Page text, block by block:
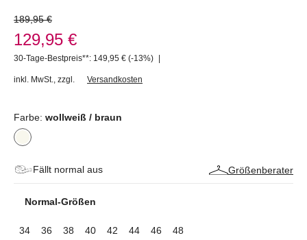
189,95 €
129,95 €
30-Tage-Bestpreis**: 149,95 € (-13%) |
inkl. MwSt. zzgl. Versandkosten
Farbe: wollweiß / braun
Fällt normal aus Größenberater
Normal-Größen
34 36 38 40 42 44 46 48